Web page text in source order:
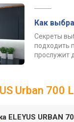
Как
Секреты
подходить
прослужит
Urban 700
ELEYUS URBAN